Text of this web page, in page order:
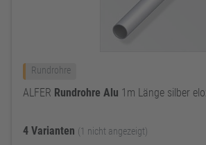
Rundrohre
ALFER Rundrohre Alu 1m Länge silber
4 Varianten (1 nicht angezeigt)